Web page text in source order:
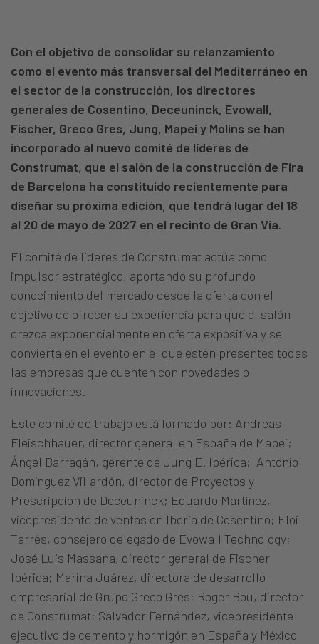
Con el objetivo de consolidar su relanzamiento
como el evento más transversal del Mediterráneo en
el sector de la construcción, los directores
generales de Cosentino, Deceuninck, Evowall,
Fischer, Greco Gres, Jung, Mapei y Molins se han
incorporado al nuevo comité de líderes de
Construmat, que el salón de la construcción de Fira
de Barcelona ha constituido recientemente para
diseñar su próxima edición, que tendrá lugar del 18
al 20 de mayo de 2027 en el recinto de Gran Via.
El comité de lideres de Construmat actúa como
impulsor estratégico, aportando su profundo
conocimiento del mercado desde la oferta con el
objetivo de ofrecer su experiencia para que el salón
crezca exponencialmente en oferta expositiva y se
convierta en el evento en el que estén presentes todas
las empresas que cuenten con novedades o
innovaciones.
Este comité de trabajo está formado por: Andreas
Fleischhauer, director general en España de Mapei;
Ángel Barragán, gerente de Jung E. Ibérica; Antonio
Domínguez Villardón, director de Proyectos y
Prescripción de Deceuninck; Eduardo Martínez,
vicepresidente de ventas en Iberia de Cosentino; Eloi
Tarrés, consejero delegado de Evowall Technology;
José Luis Massana, director general de Fischer
Ibérica; Marina Juárez, directora de desarrollo
empresarial de Grupo Greco Gres; Roger Bou, director
de Construmat; Salvador Fernández, vicepresidente
ejecutivo de cemento y hormigón en España y México